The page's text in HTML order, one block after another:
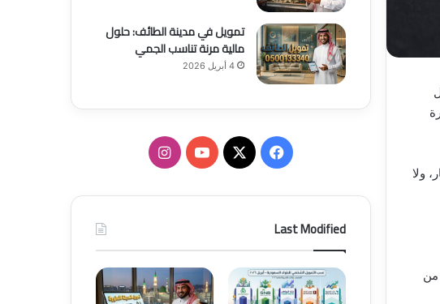
ولا
من
تمويل في مدينة الطائف: حلول
مالية مرنة تناسب الجمي
4 أبريل 2026
ف
ب
و
u
T
ا
ت
ق
Last Modified